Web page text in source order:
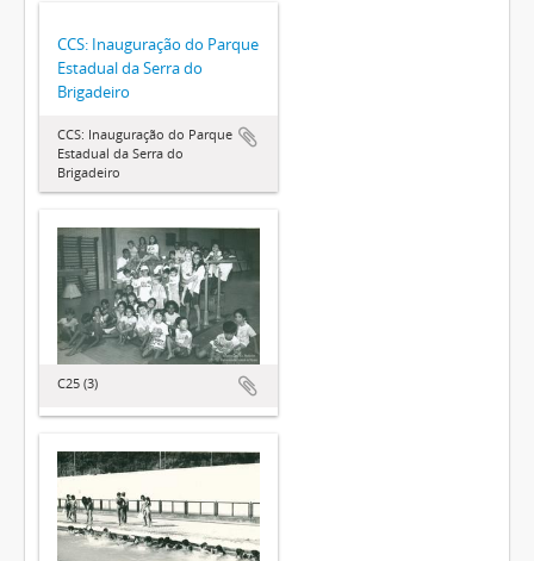
CCS: Inauguração do Parque
Estadual da Serra do
Brigadeiro
CCS: Inauguração do Parque
Estadual da Serra do
Brigadeiro
C25 (3)